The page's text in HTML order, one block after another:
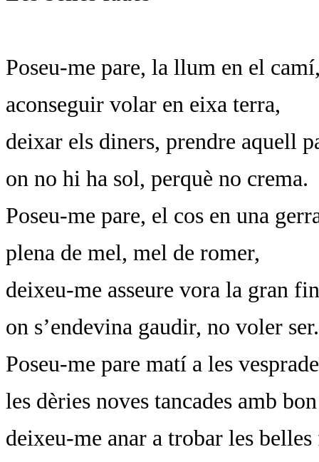
Poseu-me pare, la llum en el
aconseguir volar en eixa terra,
deixar els diners, prendre aquell
on no hi ha sol, perquè no crema.
Poseu-me pare, el cos en una
plena de mel, mel de romer,
deixeu-me asseure vora la gran
on s’endevina gaudir, no voler ser.
Poseu-me pare matí a les
les dèries noves tancades amb
deixeu-me anar a trobar les belles